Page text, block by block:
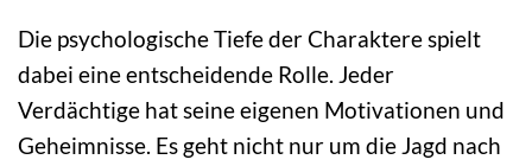
Die psychologische Tiefe der Charaktere spielt
dabei eine entscheidende Rolle. Jeder
Verdächtige hat seine eigenen Motivationen und
Geheimnisse. Es geht nicht nur um die Jagd nach